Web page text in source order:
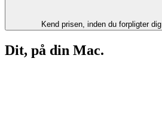
Kend prisen, inden du forpligter dig
Dit, på din Mac.